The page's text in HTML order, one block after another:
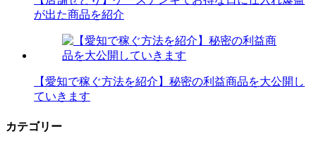
が出た商品を紹介
【愛知で稼ぐ方法を紹介】秘密の利益商品を大公開し
ていきます
カテゴリー